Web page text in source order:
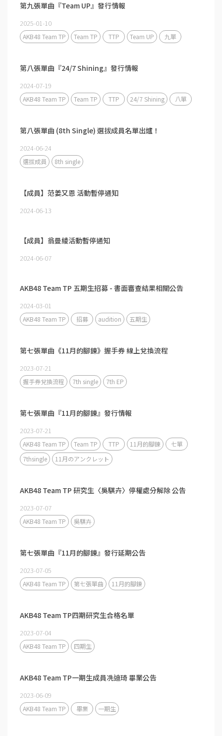
第九張單曲『Team UP』發行情報
2025-01-10
AKB48 Team TP Team TP TTP Team UP 九單
第八張單曲『24/7 Shining』發行情報
2024-07-19
AKB48 Team TP Team TP TTP 24/7 Shining 八單
第八張單曲 (8th Single) 選拔成員名單出爐！
2024-06-24
選拔成員 8th single
【成員】范姜又恩 活動暫停通知
2024-06-13
【成員】翁曼綾活動暫停通知
2024-06-07
AKB48 Team TP 五期生招募 - 書面審查結果相關公告
2024-03-01
AKB48 Team TP 招募 audition 五期生
第七張單曲《11月的腳鍊》握手券 線上兌換流程
2023-07-21
握手券兌換流程 7th single 7th EP
第七張單曲『11月的腳鍊』發行情報
2023-07-21
AKB48 Team TP Team TP TTP 11月的腳鍊
七單
7thsingle
11月のアンクレット
AKB48 Team TP 研究生〈吳騏卉〉停權處分解除 公告
2023-07-07
AKB48 Team TP 吳騏卉
第七張單曲『11月的腳鍊』發行延期公告
2023-07-05
AKB48 Team TP 第七張單曲 11月的腳鍊
AKB48 Team TP四期研究生合格名單
2023-07-04
AKB48 Team TP 四期生
AKB48 Team TP一期生成員冼迪琦 畢業公告
2023-06-09
AKB48 Team TP 畢業 一期生